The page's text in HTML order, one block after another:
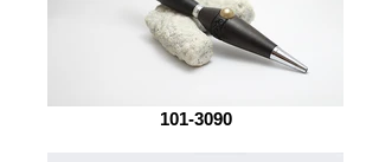
101-3090